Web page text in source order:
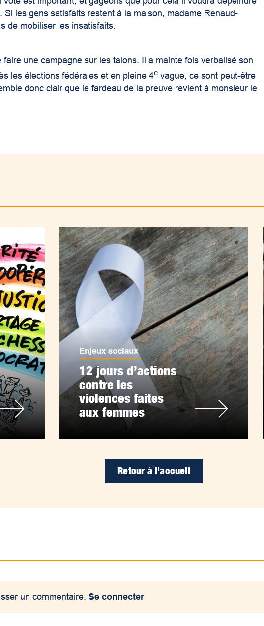
Si les gens satisfaits restent à la maison, madame Renaud-
de mobiliser les insatisfaits.
faire une campagne sur les talons. Il a mainte fois verbalisé son
les élections fédérales et en pleine 4e vague, ce sont peut-être
donc clair que le fardeau de la preuve revient à monsieur le
Enjeux sociaux
12 jours d’actions
contre les
violences faites
aux femmes
Retour à l'accueil
un commentaire.Se connecter